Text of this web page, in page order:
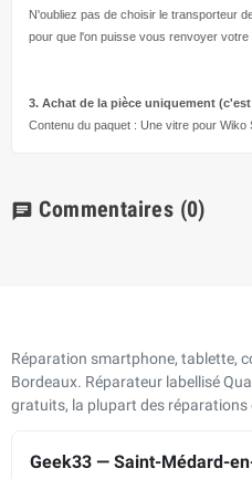
N'oubliez pas de choisir le transporteur
pour que l'on puisse vous renvoyer votre
3. Achat de la pièce uniquement
Contenu du paquet : Une vitre pour Wiko
chat Commentaires (0)
Réparation smartphone, tablette,
Bordeaux. Réparateur labellisé
gratuits, la plupart des réparations
Geek33 — Saint-Médard-